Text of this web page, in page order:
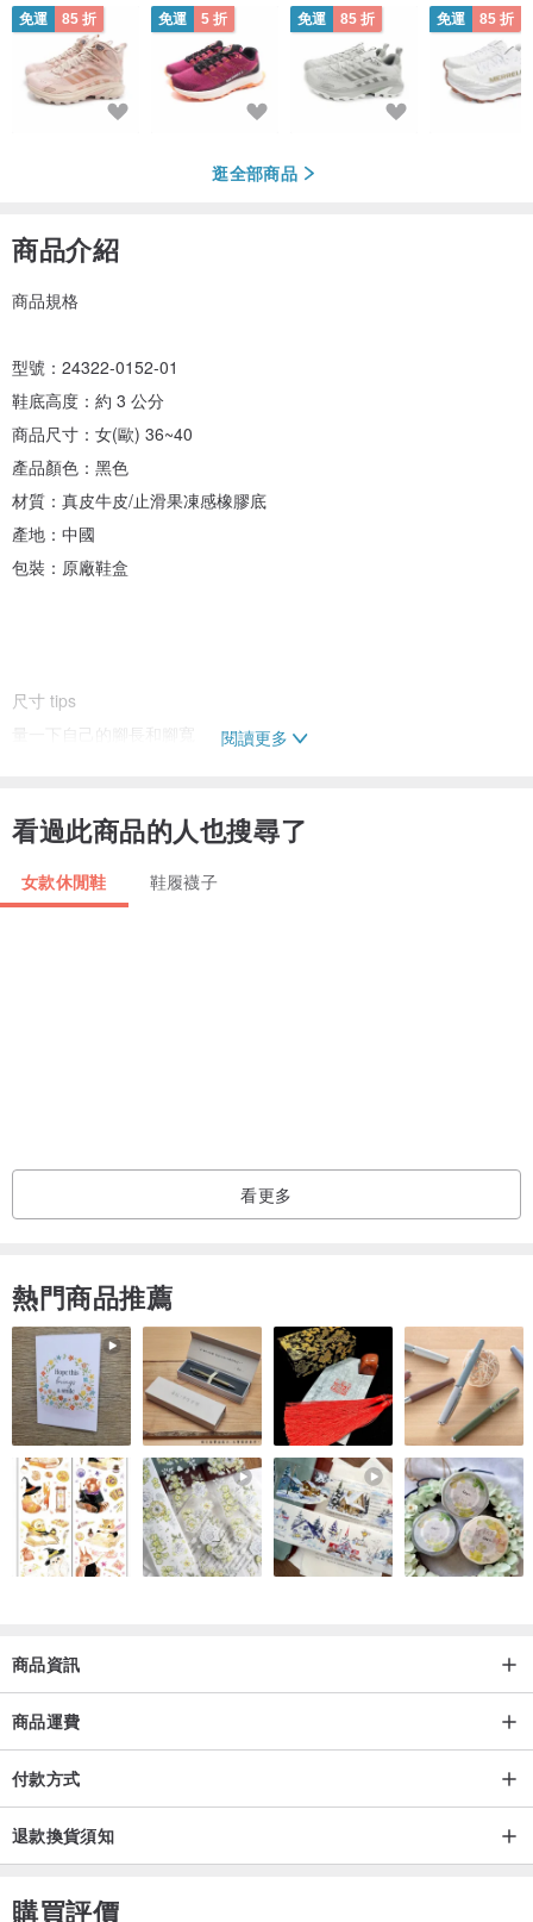
免運 85 折 免運 5 折 免運 85 折 免運 85 折
逛全部商品
商品介紹
商品規格
型號：24322-0152-01
鞋底高度：約 3 公分
商品尺寸：女(歐) 36~40
產品顏色：黑色
材質：真皮牛皮/止滑果凍感橡膠底
產地：中國
包裝：原廠鞋盒
尺寸 tips
量一下自己的腳長和腳寬
拿尺量最長和最寬各為幾公分
寬的寬度
閱讀更多
看過此商品的人也搜尋了
女款休閒鞋 鞋履襪子
看更多
熱門商品推薦
商品資訊
商品運費
付款方式
退款換貨須知
購買評價